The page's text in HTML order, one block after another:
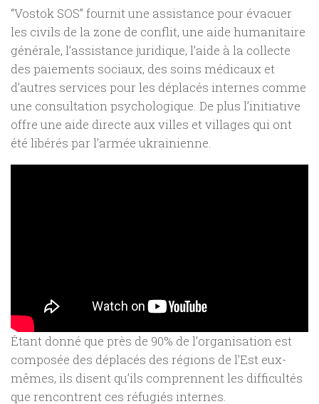
“Vostok SOS” fournit une assistance pour évacuer
les civils de la zone de conflit, une aide humanitaire
générale, l’assistance juridique, l’aide à la collecte
des paiements sociaux, des soins médicaux et
d’autres services pour les déplacés internes comme
une consultation psychologique. De plus l’initiative
offre une aide directe aux villes et villages qui ont
été libérés par l’armée ukrainienne.
Étant donné que près de 90% de l’organisation est
composée des déplacés des régions de l’Est eux-
mêmes, ils disent qu’ils comprennent les difficultés
que rencontrent ces réfugiés internes.